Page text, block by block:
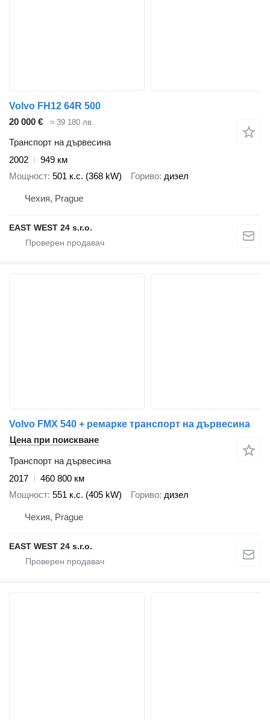
Volvo FH12 64R 500
20 000 €
≈ 39 180 лв.
Транспорт на дървесина
2002
949 км
Мощност 501 к.с. (368 kW) Гориво дизел
Чехия, Prague
EAST WEST 24 s.r.o.
Volvo FMX 540 + ремарке транспорт на дървесина
Цена при поискване
Транспорт на дървесина
2017
460 800 км
Мощност 551 к.с. (405 kW) Гориво дизел
Чехия, Prague
EAST WEST 24 s.r.o.